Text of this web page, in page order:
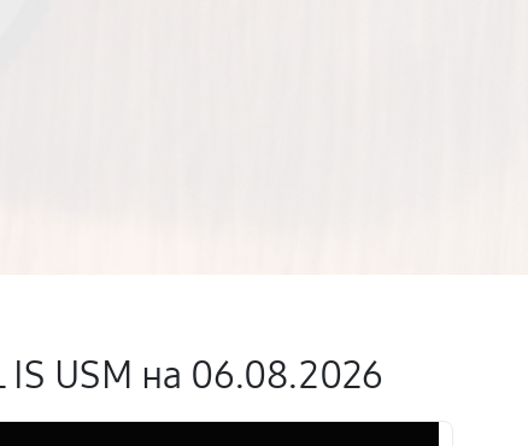
USM на 06.08.2026